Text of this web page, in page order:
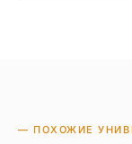
— ПОХОЖИЕ